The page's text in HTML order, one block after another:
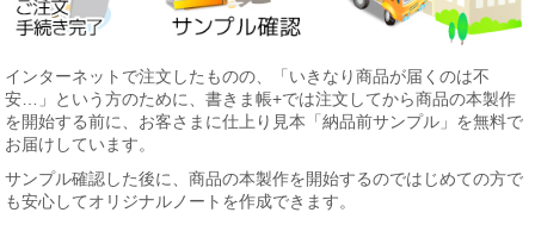
インターネットで注文したものの、「いきなり商品が届くのは不
安…」という方のために、書きま帳+では注文してから商品の本製作
を開始する前に、お客さまに仕上り見本「納品前サンプル」を無料で
お届けしています。
サンプル確認した後に、商品の本製作を開始するのではじめての方で
も安心してオリジナルノートを作成できます。